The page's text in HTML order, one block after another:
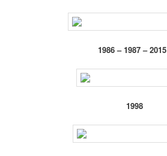
1986 – 1987 – 2015
1998